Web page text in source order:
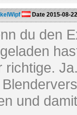
Date2015-08-
du den
richtige.
und